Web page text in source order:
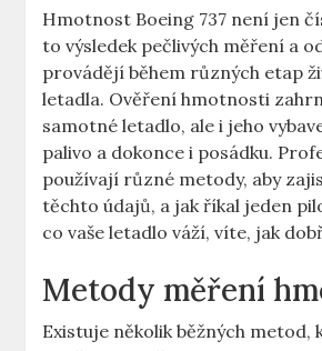
Hmotnost Boeing 737 není jen
to výsledek pečlivých měření a
provádějí během⁣ různých ⁢etap
letadla. Ověření hmotnosti
samotné letadlo, ale‍ i jeho
palivo a dokonce ⁤i ​posádku.⁢
používají různé ‌metody, aby
těchto‌ údajů, a ⁤jak říkal ⁢jeden
co vaše ⁤letadlo váží, víte, jak
Metody měření⁣
Existuje několik běžných metod,‌